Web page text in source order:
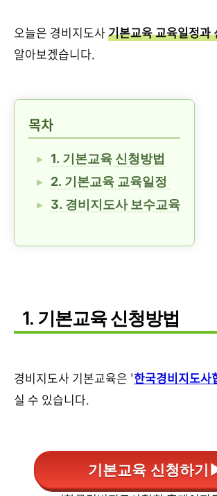
오늘은 경비지도사기본교육 교육일정과
알아보겠습니다.
목차
1. 기본교육 신청방법
2. 기본교육 교육일정
3. 경비지도사 보수교육
1. 기본교육 신청방법
경비지도사 기본교육은 '한국경비지도사
실 수 있습니다.
기본교육 신청하기